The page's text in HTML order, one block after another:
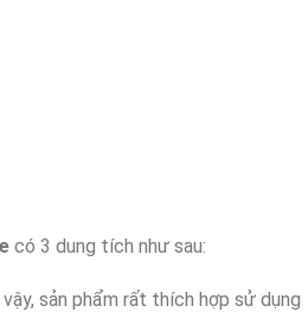
có 3 dung tích như sau:
sản phẩm rất thích hợp sử dụng